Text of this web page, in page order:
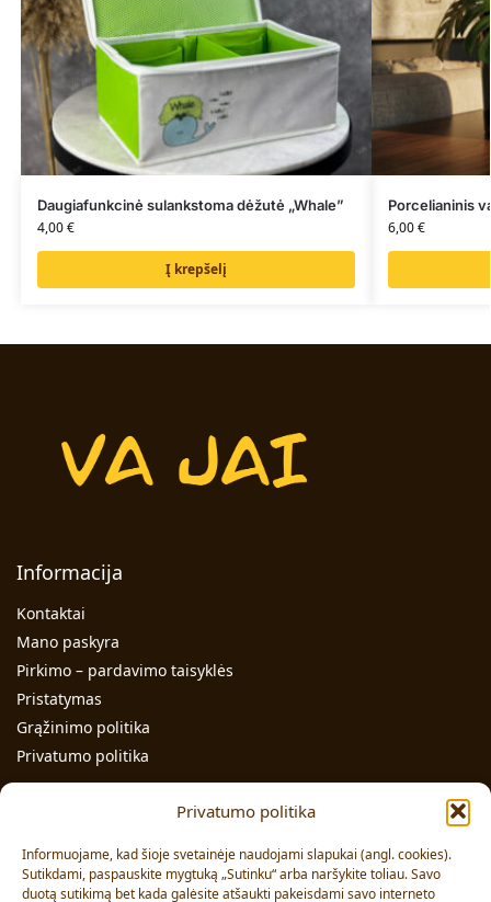
Privatumo politika
Informuojame, kad šioje svetainėje naudojami slapukai (angl. cookies).
Sutikdami, paspauskite mygtuką „Sutinku“ arba naršykite toliau. Savo
duotą sutikimą bet kada galėsite atšaukti pakeisdami savo interneto
Daugiafunkcinė sulankstoma dėžutė „Whale”
4,00€
Į krepšelį
Porcelianinis
6,00€
Informacija
Kontaktai
Mano paskyra
Pirkimo – pardavimo taisyklės
Pristatymas
Grąžinimo politika
Privatumo politika
Individualios veiklos pažymos Nr.: 991331
Adresas: Volungės g. 23-18, LT-63176, Alytus
Pardavimai:+370 608 91 653